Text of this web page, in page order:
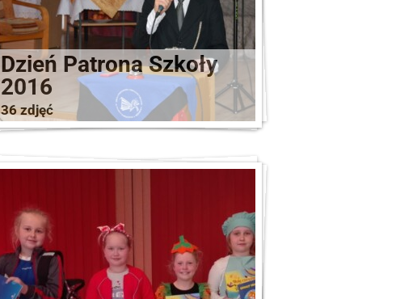
Dzień Patrona Szkoły
2016
36 zdjęć